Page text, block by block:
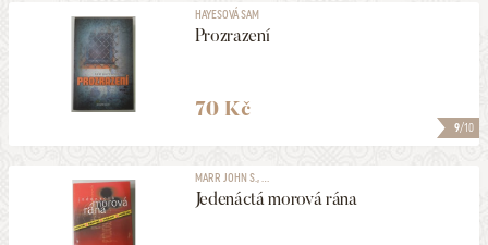
9/10
HAYESOVÁ SAM
Prozrazení
70 Kč
MARR JOHN S., ...
Jedenáctá morová rána